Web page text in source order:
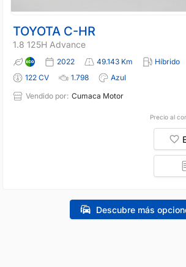
TOYOTA C-HR
1.8 125H Advance
2022 49.143 Km Híbrido
122 CV
1.798
Azul
Vendido por: Cumaca Motor
Precio al
Descubre más